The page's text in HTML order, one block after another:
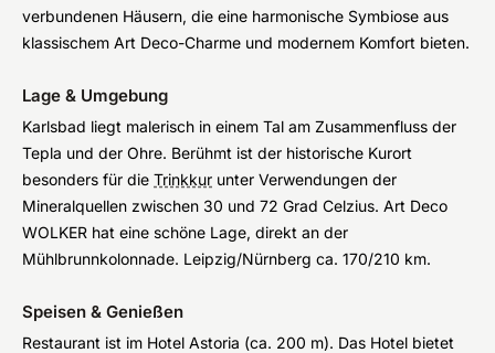
verbundenen Häusern, die eine harmonische Symbiose aus
klassischem Art Deco-Charme und modernem Komfort bieten.
Lage & Umgebung
Karlsbad liegt malerisch in einem Tal am Zusammenfluss der
Tepla und der Ohre. Berühmt ist der historische Kurort
besonders für die Trinkkur unter Verwendungen der
Mineralquellen zwischen 30 und 72 Grad Celzius. Art Deco
WOLKER hat eine schöne Lage, direkt an der
Mühlbrunnkolonnade. Leipzig/Nürnberg ca. 170/210 km.
Speisen & Genießen
Restaurant ist im Hotel Astoria (ca. 200 m). Das Hotel bietet